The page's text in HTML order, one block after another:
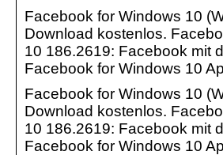
Facebook for Windows 10
Download kostenlos.
10 186.2619: Facebook mit
Facebook for Windows 10
Facebook for Windows 10
Download kostenlos.
10 186.2619: Facebook mit
Facebook for Windows 10